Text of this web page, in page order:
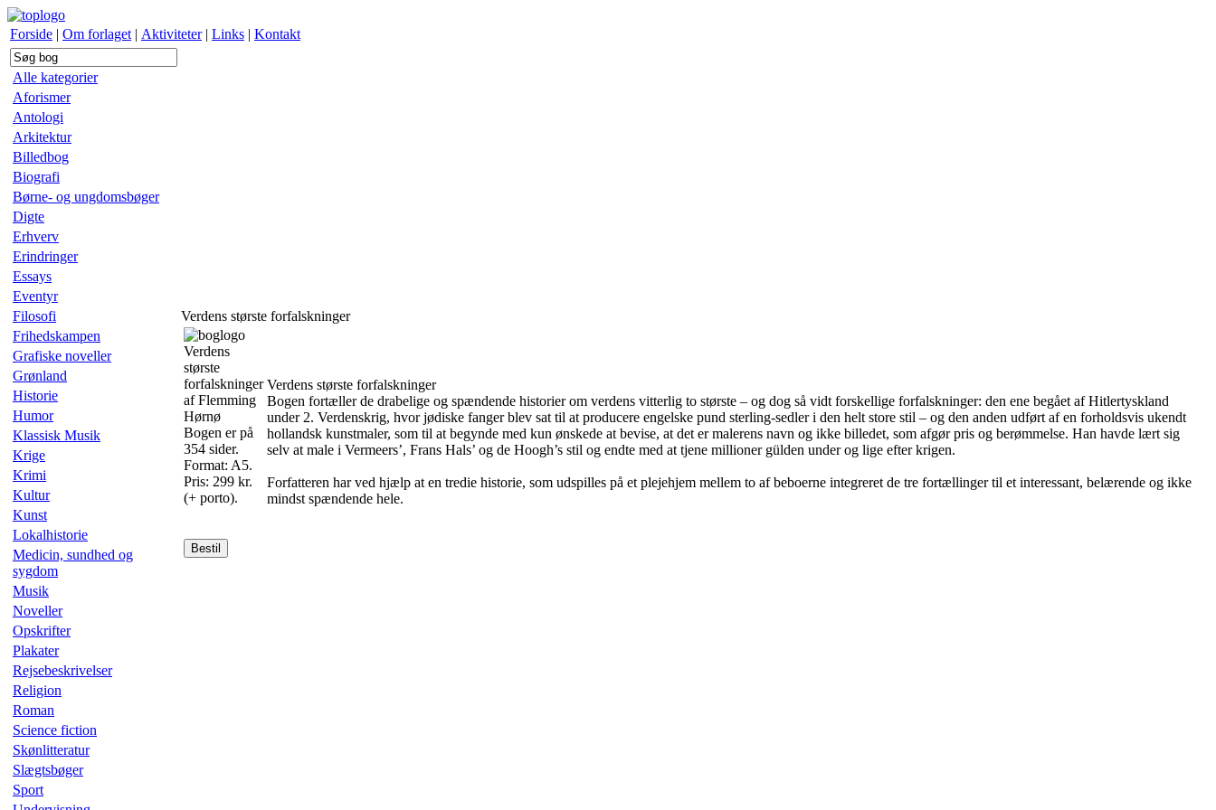
Forside | Om forlaget | Aktiviteter | Links | Kontakt
Alle kategorier
Aforismer
Antologi
Arkitektur
Billedbog
Biografi
Børne- og ungdomsbøger
Digte
Erhverv
Erindringer
Essays
Eventyr
Filosofi
Frihedskampen
Grafiske noveller
Grønland
Historie
Humor
Klassisk Musik
Krige
Krimi
Kultur
Kunst
Lokalhistorie
Medicin, sundhed og
sygdom
Musik
Noveller
Opskrifter
Plakater
Rejsebeskrivelser
Religion
Roman
Science fiction
Skønlitteratur
Slægtsbøger
Sport
Verdens største forfalskninger
Verdens
største
forfalskninger
af Flemming
Hørnø
Bogen er på
354 sider.
Format: A5.
Pris: 299 kr.
(+ porto).
Bestil
Verdens største forfalskninger
Bogen fortæller de drabelige og spændende historier om verdens vitterlig to største – og dog så vidt forskellige forfalskninger: den ene begået af Hitlertyskland
under 2. Verdenskrig, hvor jødiske fanger blev sat til at producere engelske pund sterling-sedler i den helt store stil – og den anden udført af en forholdsvis ukendt
hollandsk kunstmaler, som til at begynde med kun ønskede at bevise, at det er malerens navn og ikke billedet, som afgør pris og berømmelse. Han havde lært sig
selv at male i Vermeers’, Frans Hals’ og de Hoogh’s stil og endte med at tjene millioner gülden under og lige efter krigen.
Forfatteren har ved hjælp at en tredie historie, som udspilles på et plejehjem mellem to af beboerne integreret de tre fortællinger til et interessant, belærende og ikke
mindst spændende hele.